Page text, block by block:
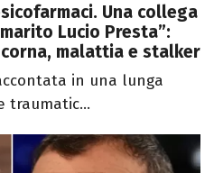
Una collega
Lucio Presta”:
malattia e stalker
in una lunga
traumatic...